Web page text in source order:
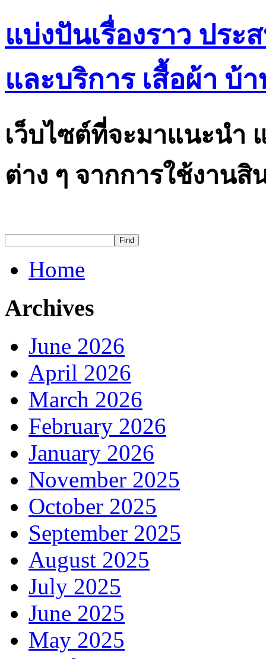
แบ่งปันเรื่องราว ปร
และบริการ เสื้อผ้า บ้
เว็บไซต์ที่จะมาแนะนำ
ต่าง ๆ จากการใช้งาน
Home
Archives
June 2026
April 2026
March 2026
February 2026
January 2026
November 2025
October 2025
September 2025
August 2025
July 2025
June 2025
May 2025